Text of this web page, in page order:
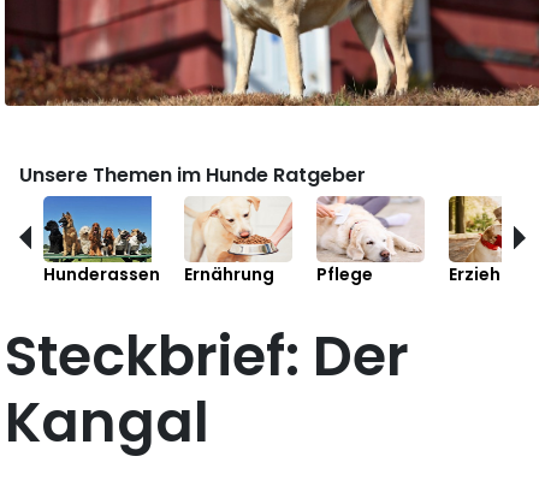
Unsere Themen im Hunde Ratgeber
Hunderassen Ernährung Pflege Erziehung
Steckbrief: Der
Kangal